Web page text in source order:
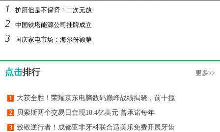
1 护肝但是不保肾！二次元放
2 中国铁塔能源公司挂牌成立
3 国庆家电市场：海尔份额第
点击排行 更多>>
1 大获全胜！荣耀京东电脑数码巅峰战绩揭晓，前十揽
2 贝索斯两个交易日套现18.4亿美元 曾承诺每年
3 致敬逆行者！成都亚非牙科联合适美乐免费开展牙齿